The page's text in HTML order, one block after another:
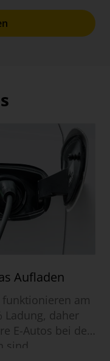
Aufladen
funktionieren am
Ladung, daher
E-Autos bei der
sind.